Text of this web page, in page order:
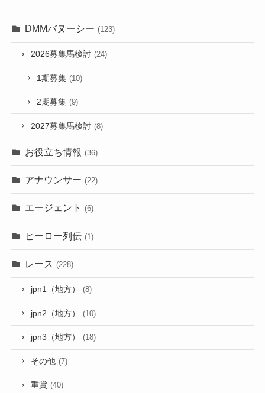
DMMバヌーシー (123)
2026募集馬検討 (24)
1期募集 (10)
2期募集 (9)
2027募集馬検討 (8)
お役立ち情報 (36)
アナウンサー (22)
エージェント (6)
ヒーロー列伝 (1)
レース (228)
jpn1（地方） (8)
jpn2（地方） (10)
jpn3（地方） (18)
その他 (7)
重賞 (40)